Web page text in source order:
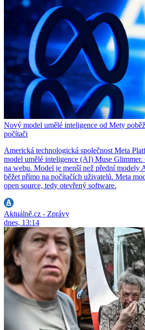
Nový model umělé inteligence od Mety
počítači
Americká technologická společnost Meta
model umělé inteligence (AI) Muse
na webu. Model je menší než přední modely
běžet přímo na počítačích uživatelů. Meta
open source, tedy otevřený software.
Aktuálně.cz - Zprávy
dnes, 13:14